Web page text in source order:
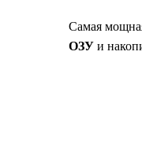
Самая
ОЗУ и